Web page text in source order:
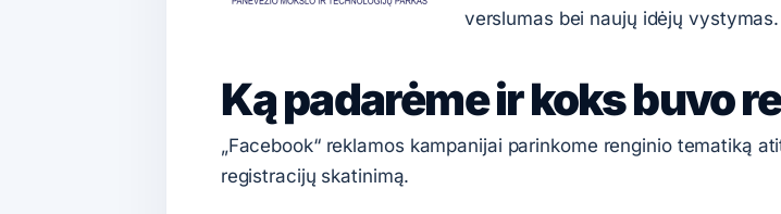
verslumas bei naujų idėjų vystymas.
Ką padarėme ir koks buvo
„Facebook“ reklamos kampanijai parinkome renginio tematiką
registracijų skatinimą.